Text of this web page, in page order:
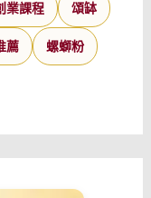
業課程 頌缽
薦 螺螄粉